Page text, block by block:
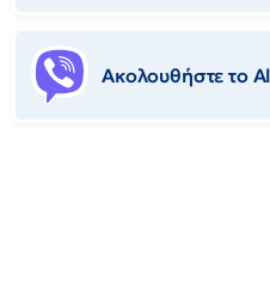
Ακολουθήστε το